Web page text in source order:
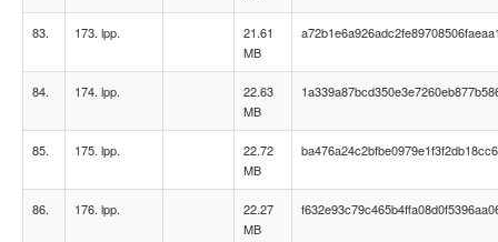
83. 173. lpp.
21.61
MB
84. 174. lpp.
22.63
MB
85. 175. lpp.
22.72
MB
86. 176. lpp.
22.27
MB